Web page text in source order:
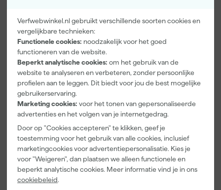
Verfwebwinkel.nl gebruikt verschillende soorten cookies en
vergelijkbare technieken:
Functionele cookies: noodzakelijk voor het goed
functioneren van de website.
Beperkt analytische cookies: om het gebruik van de
website te analyseren en verbeteren, zonder persoonlijke
profielen aan te leggen. Dit biedt voor jou de best mogelijke
gebruikerservaring.
Marketing cookies: voor het tonen van gepersonaliseerde
advertenties en het volgen van je internetgedrag.
Door op "Cookies accepteren" te klikken, geef je
toestemming voor het gebruik van alle cookies, inclusief
marketingcookies voor advertentiepersonalisatie. Kies je
voor "Weigeren", dan plaatsen we alleen functionele en
beperkt analytische cookies. Meer informatie vind je in ons
cookiebeleid.
PrimaCover
900276 Basic
Zelfklevend
Afdekvlies -
25 x 0,65 m
Morgen
bezorgd
35,99
incl. BTW
Kip Tape
3888-27
Masker met
Washi Tape -
bezorgd
Afgelopen 30 dgn 10,39
-12%
9,07
incl. BTW
DeWALT
DXIR1HMMA2
P3
Lichtgewicht
sker met
A2P3 filters -
bezorgd
65,86
incl. BTW